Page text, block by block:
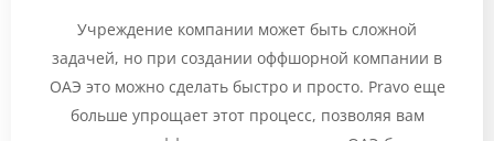
Учреждение компании может быть сложной
задачей, но при создании оффшорной компании в
ОАЭ это можно сделать быстро и просто. Pravo еще
больше упрощает этот процесс, позволяя вам